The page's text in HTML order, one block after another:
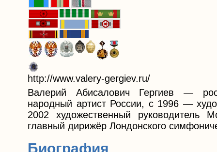
http://www.valery-gergiev.ru/
Валерий Абисалович Гергиев —
народный артист России, с 1996 ―
2002 художественный руководитель
главный дирижёр Лондонского
Биография